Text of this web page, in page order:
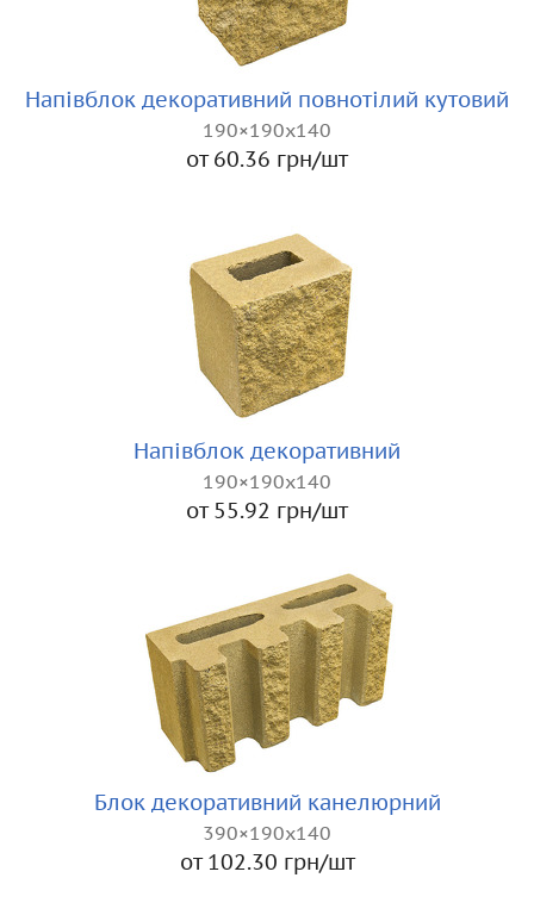
Напівблок декоративний повнотілий кутовий
190×190х140
от 60.36 грн/шт
Напівблок декоративний
190×190x140
от 55.92 грн/шт
Блок декоративний канелюрний
390×190x140
от 102.30 грн/шт